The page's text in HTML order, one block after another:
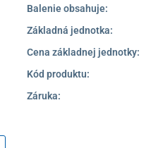
Balenie obsahuje:
Základná jednotka:
Cena základnej jednotky:
Kód produktu:
Záruka: